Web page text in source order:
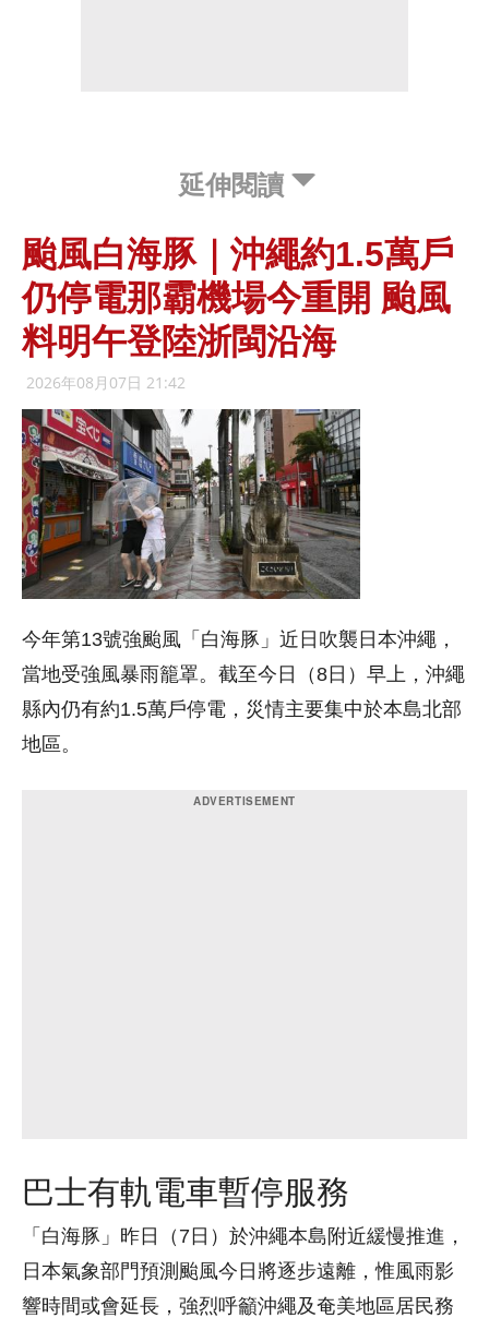
延伸閱讀
颱風白海豚｜沖繩約1.5萬戶
仍停電那霸機場今重開 颱風
料明午登陸浙閩沿海
2026年08月07日 21:42
今年第13號強颱風「白海豚」近日吹襲日本沖繩，
當地受強風暴雨籠罩。截至今日（8日）早上，沖繩
縣內仍有約1.5萬戶停電，災情主要集中於本島北部
地區。
巴士有軌電車暫停服務
「白海豚」昨日（7日）於沖繩本島附近緩慢推進，
日本氣象部門預測颱風今日將逐步遠離，惟風雨影
響時間或會延長，強烈呼籲沖繩及奄美地區居民務